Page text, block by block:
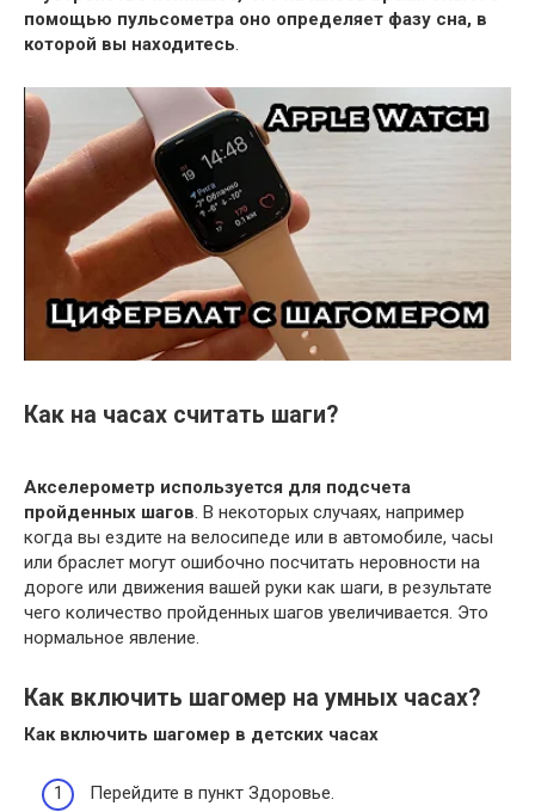
помощью пульсометра оно определяет фазу сна, в
которой вы находитесь.
Как на часах считать шаги?
Акселерометр используется для подсчета
пройденных шагов. В некоторых случаях, например
когда вы ездите на велосипеде или в автомобиле, часы
или браслет могут ошибочно посчитать неровности на
дороге или движения вашей руки как шаги, в результате
чего количество пройденных шагов увеличивается. Это
нормальное явление.
Как включить шагомер на умных часах?
Как включить шагомер в детских часах
Перейдите в пункт Здоровье.